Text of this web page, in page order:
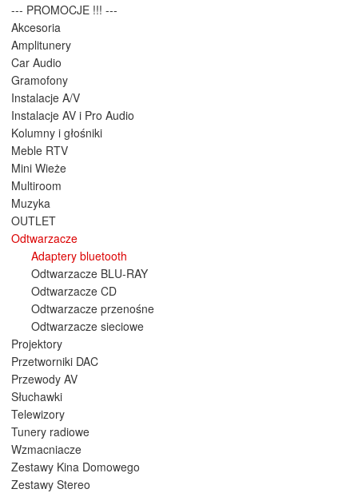
--- PROMOCJE !!! ---
Akcesoria
Amplitunery
Car Audio
Gramofony
Instalacje A/V
Instalacje AV i Pro Audio
Kolumny i głośniki
Meble RTV
Mini Wieże
Multiroom
Muzyka
OUTLET
Odtwarzacze
Adaptery bluetooth
Odtwarzacze BLU-RAY
Odtwarzacze CD
Odtwarzacze przenośne
Odtwarzacze sieciowe
Projektory
Przetworniki DAC
Przewody AV
Słuchawki
Telewizory
Tunery radiowe
Wzmacniacze
Zestawy Kina Domowego
Zestawy Stereo